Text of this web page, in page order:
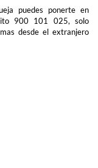
puedes ponerte en
900 101 025, solo
desde el extranjero